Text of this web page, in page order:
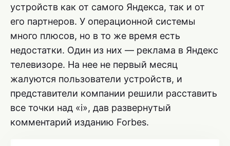
устройств как от самого Яндекса, так и от
его партнеров. У операционной системы
много плюсов, но в то же время есть
недостатки. Один из них — реклама в Яндекс
телевизоре. На нее не первый месяц
жалуются пользователи устройств, и
представители компании решили расставить
все точки над «i», дав развернутый
комментарий изданию Forbes.